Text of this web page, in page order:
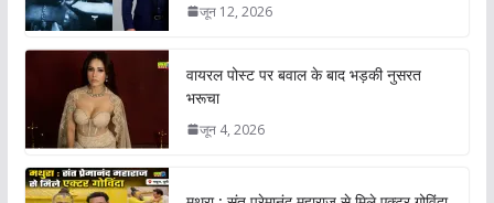
जून 12, 2026
वायरल पोस्ट पर बवाल के बाद भड़की नुसरत
भरूचा
जून 4, 2026